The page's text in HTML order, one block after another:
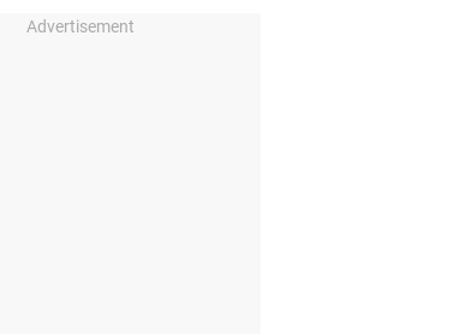
Advertisement